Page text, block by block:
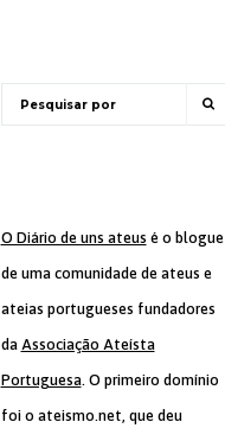
O Diário de uns ateus é o blogue
de uma comunidade de ateus e
ateias portugueses fundadores
da Associação Ateísta
Portuguesa. O primeiro domínio
foi o ateismo.net, que deu